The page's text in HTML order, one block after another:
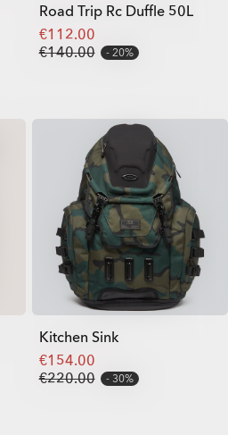
Road Trip Rc Duffle 50L
€112.00
€140.00
20%
Kitchen Sink
€154.00
€220.00
30%